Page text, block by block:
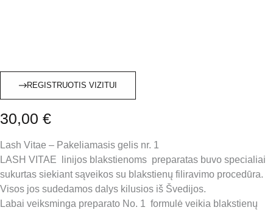
REGISTRUOTIS VIZITUI
30,00 €
Lash Vitae – Pakeliamasis gelis nr. 1
LASH VITAE linijos blakstienoms preparatas buvo specialiai
sukurtas siekiant sąveikos su blakstienų filiravimo procedūra.
Visos jos sudedamos dalys kilusios iš Švedijos.
Labai veiksminga preparato No. 1 formulė veikia blakstienų